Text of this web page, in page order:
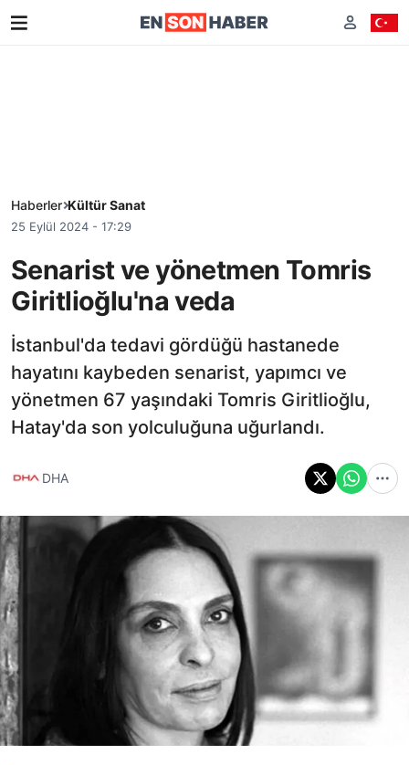
Haberler Kültür Sanat
25 Eylül 2024 - 17:29
Senarist ve yönetmen Tomris
Giritlioğlu'na veda
İstanbul'da tedavi gördüğü hastanede
hayatını kaybeden senarist, yapımcı ve
yönetmen 67 yaşındaki Tomris Giritlioğlu,
Hatay'da son yolculuğuna uğurlandı.
DHA